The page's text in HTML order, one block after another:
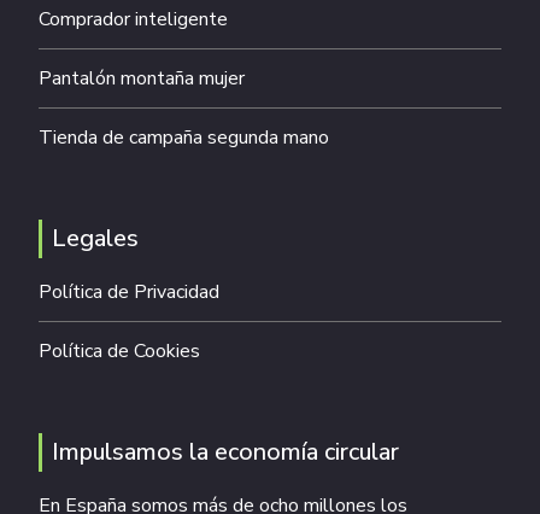
Comprador inteligente
Pantalón montaña mujer
Tienda de campaña segunda mano
Legales
Política de Privacidad
Política de Cookies
Impulsamos la economía circular
En España somos más de ocho millones los